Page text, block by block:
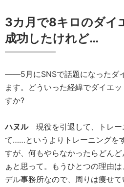
3カ月で8キロのダイ
成功したけれど…
――5月にSNSで話題になったダ
ます。どういった経緯でダイエ
すか?
ハヌル現役を引退して、トレー
て……というよりトレーニングを
すが、何もやらなかったらどん
ぁと思って。もうひとつの理由
デル事務所なので、周りは痩せ